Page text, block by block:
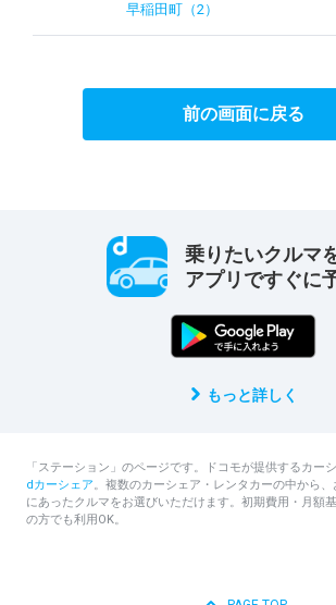
早稲田町（2）
前の画面に戻る
乗りたいクルマ
アプリですぐに
もっと詳しく
「ステーション」のページです。ドコモが提供するカー
dカーシェア。複数のカーシェア・レンタカーの中から
にあったクルマをお選びいただけます。初期費用・月額
の方でも利用OK。